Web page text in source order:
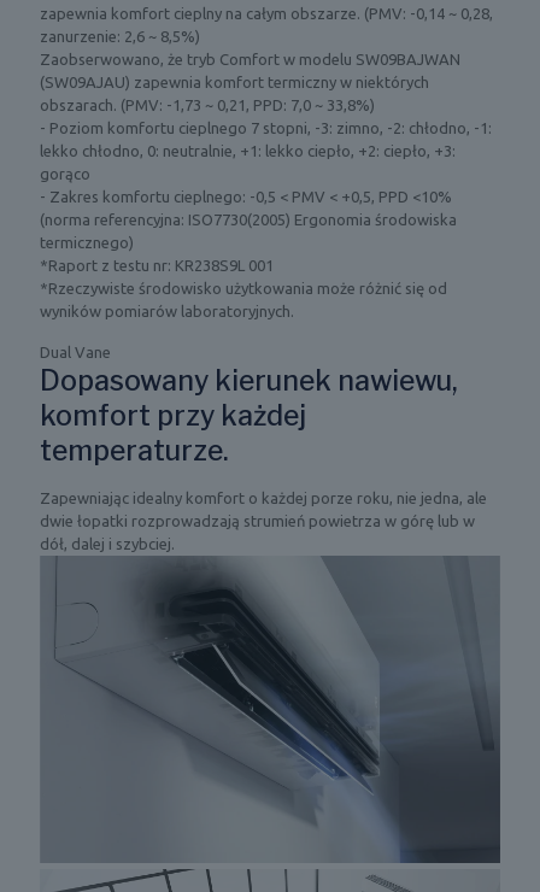
zapewnia komfort cieplny na całym obszarze. (PMV: -0,14 ~ 0,28,
zanurzenie: 2,6 ~ 8,5%)
Zaobserwowano, że tryb Comfort w modelu SW09BAJWAN
(SW09AJAU) zapewnia komfort termiczny w niektórych
obszarach. (PMV: -1,73 ~ 0,21, PPD: 7,0 ~ 33,8%)
- Poziom komfortu cieplnego 7 stopni, -3: zimno, -2: chłodno, -1:
lekko chłodno, 0: neutralnie, +1: lekko ciepło, +2: ciepło, +3:
gorąco
- Zakres komfortu cieplnego: -0,5 < PMV < +0,5, PPD <10%
(norma referencyjna: ISO7730(2005) Ergonomia środowiska
termicznego)
*Raport z testu nr: KR238S9L 001
*Rzeczywiste środowisko użytkowania może różnić się od
wyników pomiarów laboratoryjnych.
Dual Vane
Dopasowany kierunek nawiewu,
komfort przy każdej
temperaturze.
Zapewniając idealny komfort o każdej porze roku, nie jedna, ale
dwie łopatki rozprowadzają strumień powietrza w górę lub w
dół, dalej i szybciej.